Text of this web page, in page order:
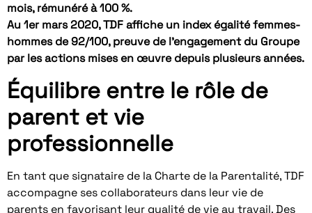
mois, rémunéré à 100 %.
Au 1er mars 2020, TDF affiche un index égalité femmes-
hommes de 92/100, preuve de l’engagement du Groupe
par les actions mises en œuvre depuis plusieurs années.
Équilibre entre le rôle de
parent et vie
professionnelle
En tant que signataire de la Charte de la Parentalité, TDF
accompagne ses collaborateurs dans leur vie de
parents en favorisant leur qualité de vie au travail. Des